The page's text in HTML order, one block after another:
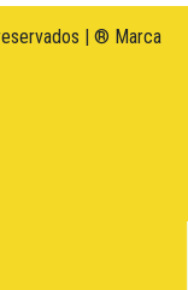
| ® Marca